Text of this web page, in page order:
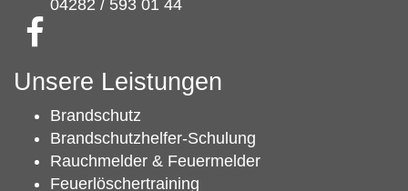
04282 / 593 01 44
Unsere Leistungen
Brandschutz
Brandschutzhelfer-Schulung
Rauchmelder & Feuermelder
Feuerlöschertraining